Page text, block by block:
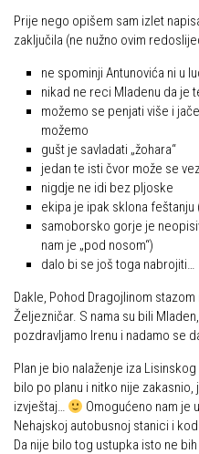
Povijesti SDI
Gojzeki
Obiteljska
Plan izleta Obiteljske sekcije za
Izleti
Izvješća s izleta Obiteljske sekcije
Pruži mi ruku – OSI
OSI Novosti
Izleti
Izvješća s izleta OSI
Novosti SVP
Povijest SVP
Izvješća s izleta SVP
Alpinistička škola
Obilaznice
Gojzerica
Špiljama Lijepe Naše
Hrvatske planinarske kuće
50 vrhova za 50 godina
Od vrha do vrha
Pohodi
Noćni pohod na Oštrc
Dragojlinom stazom na Okić
Dan Željezničara na Oštrcu
Prije nego opišem sam izlet
zaključila (ne nužno ovim
ne spominji Antunovića ni u
nikad ne reci Mladenu da je
možemo se penjati više i
možemo
gušt je savladati „žohara“
jedan te isti čvor može se
nigdje ne idi bez pljoske
ekipa je ipak sklona
samoborsko gorje je
nam je „pod nosom“)
dalo bi se još toga nabrojiti…
Dakle, Pohod Dragojlinom
Željezničar. S nama su bili
pozdravljamo Irenu i nadamo se
Plan je bio nalaženje iza
bilo po planu i nitko nije
izvještaj…
Omogućeno nam je
Nehajskoj autobusnoj stanici i
Da nije bilo tog ustupka isto ne